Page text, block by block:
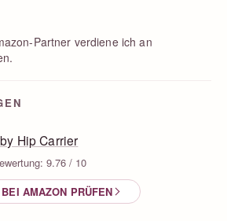
Partner verdiene ich an
Hip Carrier
9.76 / 10
AMAZON PRÜFEN